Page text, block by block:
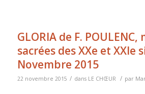
GLORIA de F.
sacrées des XXe et XXIe
Novembre 2015
22 novembre 2015 / dans LE CHŒUR / par